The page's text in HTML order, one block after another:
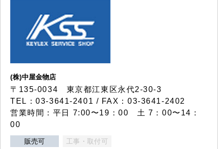
(株)中屋金物店
〒135-0034 東京都江東区永代2-30-3
TEL：03-3641-2401 / FAX：03-3641-2402
営業時間：平日 7:00〜19：00 土 7：00〜14：
00
販売可 工事・取付可